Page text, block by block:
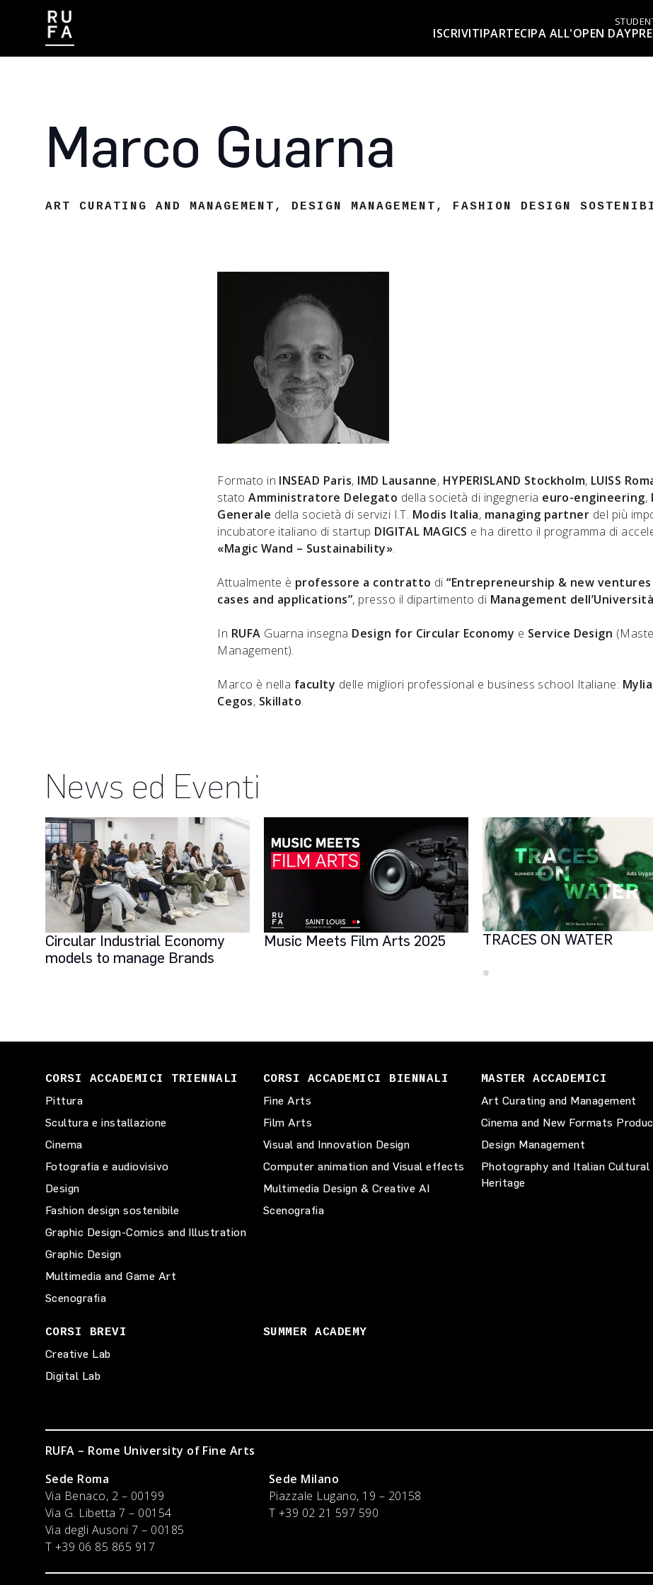
ISCRIVITIPARTECIPA ALL'OPEN DAY
CONTATTI
Marco Guarna
ART CURATING AND MANAGEMENT , DESIGN MANAGEMENT , FASHION DESIGN
Formato in INSEAD Paris, IMD Lausanne, HYPERISLAND Stockholm, LUISS
statoAmministratore Delegato della società di ingegneria euro-engineering,
Generale della società di servizi I.T. Modis Italia, managing partner del più
incubatore italiano di startup DIGITAL MAGICS e ha diretto il programma di
«Magic Wand – Sustainability».
Attualmente è professore a contratto di“Entrepreneurship & new
cases and applications”, presso il dipartimento di Management
In RUFA Guarna insegna Design for Circular Economy e Service Design
Management).
Marco è nella faculty delle migliori professional e business school Italiane: Mylia
Cegos, Skillato.
News ed Eventi
Circular Industrial Economy
models to manage Brands
Music Meets Film Arts 2025 TRACES ON WATER
CORSI ACCADEMICI TRIENNALI
Pittura
Scultura e installazione
Cinema
Fotografia e audiovisivo
Design
Fashion design sostenibile
Graphic Design-Comics and Illustration
Graphic Design
Multimedia and Game Art
Scenografia
CORSI ACCADEMICI BIENNALI
Fine Arts
Film Arts
Visual and Innovation Design
Computer animation and Visual effects
Multimedia Design & Creative AI
Scenografia
MASTER ACCADEMICI
Art Curating and Management
Cinema and New Formats
Design Management
Photography and Italian Cultural
Heritage
CORSI BREVI
Creative Lab
Digital Lab
SUMMER ACADEMY
RUFA – Rome University of Fine Arts
Sede Roma
Via Benaco, 2 – 00199
Via G. Libetta 7 – 00154
Via degli Ausoni 7 – 00185
T +39 06 85 865 917
Sede Milano
Piazzale Lugano, 19 – 20158
T +39 02 21 597 590